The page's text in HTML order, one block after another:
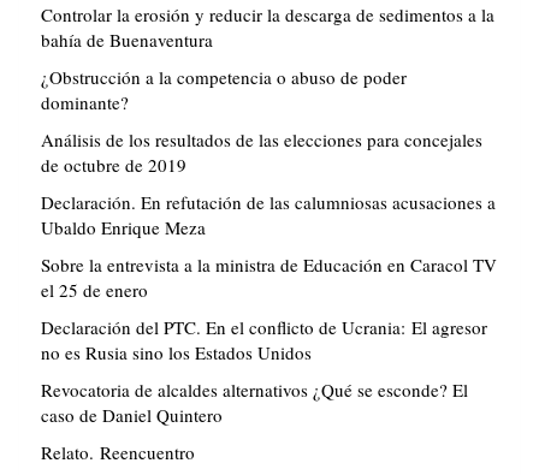
Controlar la erosión y reducir la descarga de sedimentos a la
bahía de Buenaventura
¿Obstrucción a la competencia o abuso de poder
dominante?
Análisis de los resultados de las elecciones para concejales
de octubre de 2019
Declaración. En refutación de las calumniosas acusaciones a
Ubaldo Enrique Meza
Sobre la entrevista a la ministra de Educación en Caracol TV
el 25 de enero
Declaración del PTC. En el conflicto de Ucrania: El agresor
no es Rusia sino los Estados Unidos
Revocatoria de alcaldes alternativos ¿Qué se esconde? El
caso de Daniel Quintero
Relato. Reencuentro